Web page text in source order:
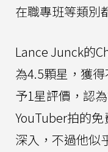
在職專班等類別
Lance Junck的
為4.5顆星，獲
予1星評價，認
YouTuber拍的
深入，不過他似